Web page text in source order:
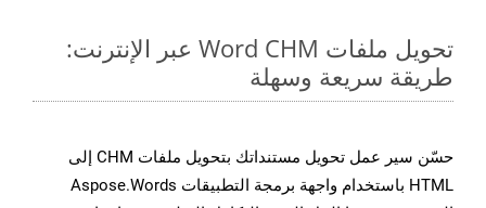
تحويل ملفات Word CHM عبر الإنترنت:
طريقة سريعة وسهلة
حسّن سير عمل تحويل مستنداتك بتحويل ملفات CHM إلى
HTML باستخدام واجهة برمجة التطبيقات Aspose.Words